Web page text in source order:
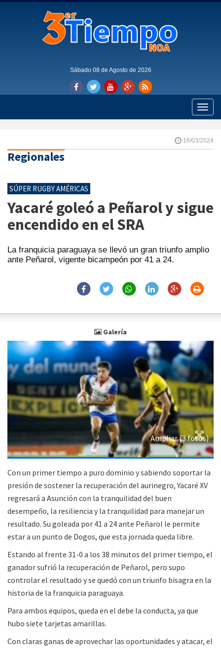
Sábado 08 de Agosto de 2026
Toggle
16/03/2024
Regionales
SÚPER RUGBY AMÉRICAS
Yacaré goleó a Peñarol y sigue
encendido en el SRA
La franquicia paraguaya se llevó un gran triunfo amplio
ante Peñarol, vigente bicampeón por 41 a 24.
Galería
Ampliar (3 fotos)
Con un primer tiempo a puro dominio y sabiendo soportar la
presión de sostener la recuperación del aurinegro, Yacaré XV
regresará a Asunción con la tranquilidad del buen
desempeño, la resiliencia y la tranquilidad para manejar un
resultado. Su goleada por 41 a 24 ante Peñarol le permite
estar a un punto de Dogos, que esta jornada queda libre.
Estando al frente 31-0 a los 38 minutos del primer tiempo, el
ganador sufrió la recuperación de Peñarol, pero supo
controlar el resultado y se quedó con un triunfo bisagra en la
historia de la franquicia paraguaya.
Para ambos equipos, queda en el debe la conducta, ya que
hubo siete tarjetas amarillas.
Con claras ganas de aprovechar las oportunidades y atacar, el